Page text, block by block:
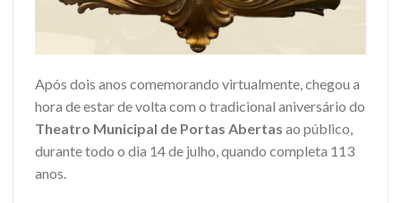
Após dois anos comemorando virtualmente, chegou a
hora de estar de volta com o tradicional aniversário do
Theatro Municipal de Portas Abertas ao público,
durante todo o dia 14 de julho, quando completa 113
anos.